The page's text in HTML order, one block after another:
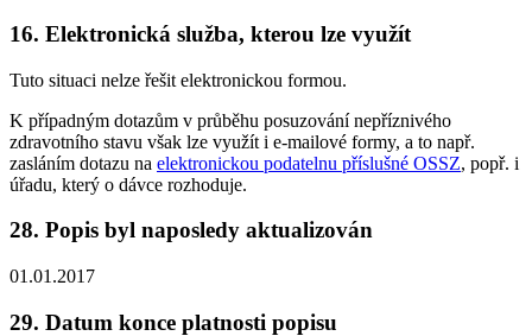
16. Elektronická služba, kterou lze využít
Tuto situaci nelze řešit elektronickou formou.
K případným dotazům v průběhu posuzování nepříznivého
zdravotního stavu však lze využít i e-mailové formy, a to např.
zasláním dotazu na elektronickou podatelnu příslušné OSSZ, popř. i
úřadu, který o dávce rozhoduje.
28. Popis byl naposledy aktualizován
01.01.2017
29. Datum konce platnosti popisu